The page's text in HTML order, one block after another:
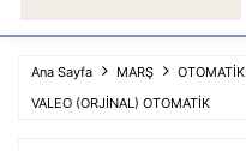
Ana Sayfa MARŞ OTOMATİK
VALEO (ORJİNAL) OTOMATİK